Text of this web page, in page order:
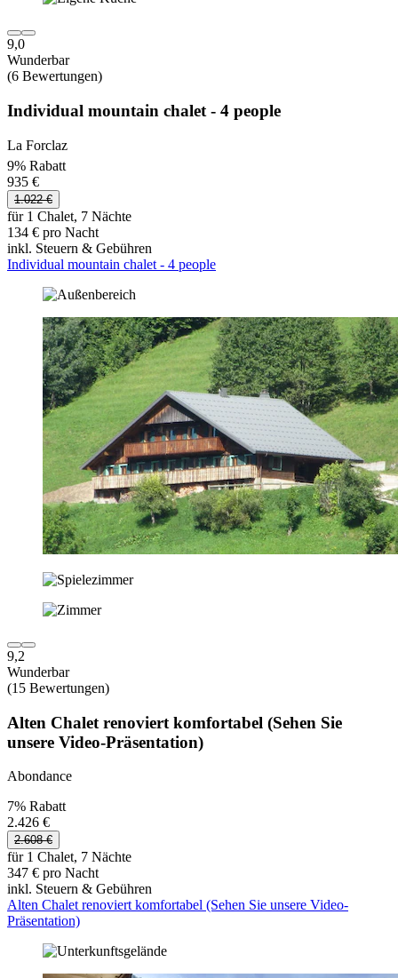
9,0
Wunderbar
(6 Bewertungen)
Individual mountain chalet - 4 people
La Forclaz
9% Rabatt
935 €
1.022 €
für 1 Chalet, 7 Nächte
134 € pro Nacht
inkl. Steuern & Gebühren
Individual mountain chalet - 4 people
9,2
Wunderbar
(15 Bewertungen)
Alten Chalet renoviert komfortabel (Sehen Sie
unsere Video-Präsentation)
Abondance
7% Rabatt
2.426 €
2.608 €
für 1 Chalet, 7 Nächte
347 € pro Nacht
inkl. Steuern & Gebühren
Alten Chalet renoviert komfortabel (Sehen Sie unsere Video-
Präsentation)